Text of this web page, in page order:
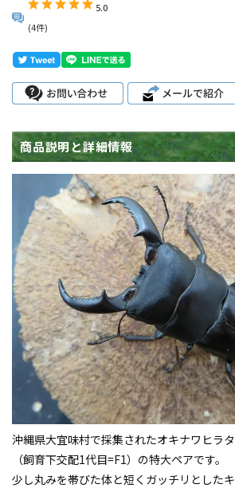
5.0
(4件)
商品説明と詳細情報
沖縄県大宜味村で採集されたオキナワヒラ
（飼育下交配1代目=F1）の特大ペアです。
少し丸みを帯びた体と短くガッチリとした